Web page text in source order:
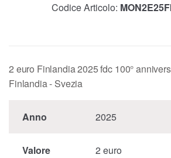
Codice Articolo:
2 euro Finlandia 2025 fdc 100°
Finlandia - Svezia
Anno 2025
Valore 2 euro